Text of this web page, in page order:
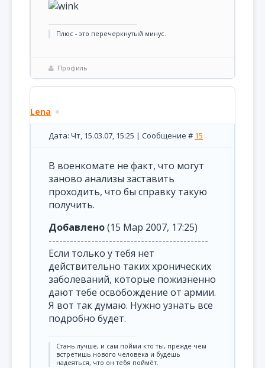
Плюс - это перечеркнутый минус.
Профиль
Lena
Дата: Чт, 15.03.07, 15:25 | Сообщение # 15
В военкомате не факт, что могут
заново анализы заставить
проходить, что бы справку такую
получить.
Добавлено(15 Мар 2007, 17:25)
---------------------------------------------
Если только у тебя нет
действительно таких хронических
заболеваний, которые пожизненно
дают тебе освобождение от армии.
Я вот так думаю. Нужно узнать все
подробно будет.
Стань лучше, и сам пойми кто ты, прежде чем
встретишь нового человека и будешь
надеяться, что он тебя поймёт.